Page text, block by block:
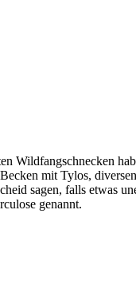
mit Tylos,
sagen, falls etwas
genannt.